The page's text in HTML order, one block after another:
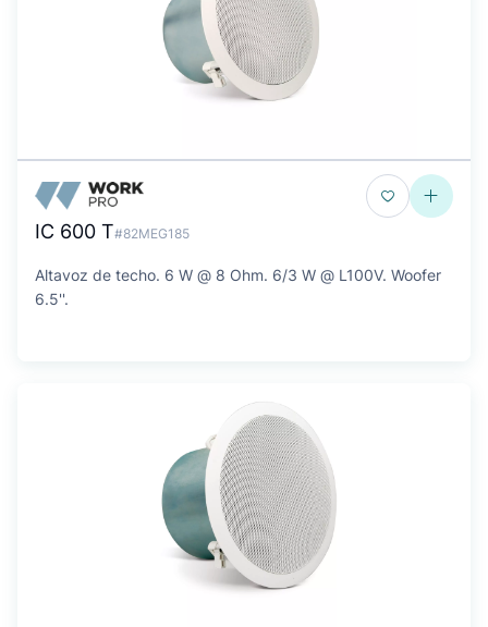
IC 600 T#82MEG185
Altavoz de techo. 6 W @ 8 Ohm. 6/3 W @ L100V. Woofer
6.5''.